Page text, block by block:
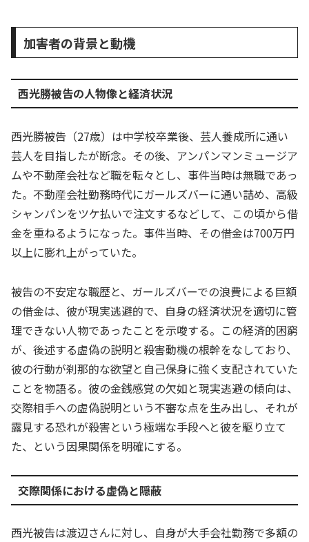
加害者の背景と動機
西光勝被告の人物像と経済状況
西光勝被告（27歳）は中学校卒業後、芸人養成所に通い
芸人を目指したが断念。その後、アンパンマンミュージア
ムや不動産会社など職を転々とし、事件当時は無職であっ
た。不動産会社勤務時代にガールズバーに通い詰め、高級
シャンパンをツケ払いで注文するなどして、この頃から借
金を重ねるようになった。事件当時、その借金は700万円
以上に膨れ上がっていた。
被告の不安定な職歴と、ガールズバーでの浪費による巨額
の借金は、彼が現実逃避的で、自身の経済状況を適切に管
理できない人物であったことを示唆する。この経済的困窮
が、後述する虚偽の説明と殺害動機の根幹をなしており、
彼の行動が刹那的な欲望と自己保身に強く支配されていた
ことを物語る。彼の金銭感覚の欠如と現実逃避の傾向は、
交際相手への虚偽説明という不審な点を生み出し、それが
露見する恐れが殺害という極端な手段へと彼を駆り立て
た、という因果関係を明確にする。
交際関係における虚偽と隠蔽
西光被告は渡辺さんに対し、自身が大手会社勤務で多額の